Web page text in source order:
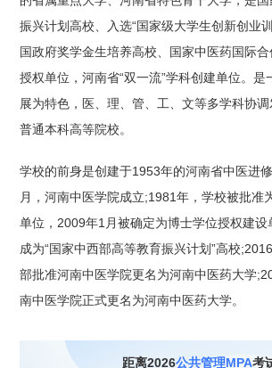
振兴计划高校、入选“国家级大学生创新创业
国政府奖学金生培养高校、国家中医药国际
授权单位，河南省“双一流”学科创建单位。
展为特色，医、理、管、工、文等多学科协
普通本科高等院校。
学校的前身是创建于1953年的河南省中医进
月，河南中医学院成立;1981年，学校被批准
单位，2009年1月被确定为博士学位授权建设
成为“国家中西部高等教育振兴计划”高校
部批准河南中医学院更名为河南中医药大学
南中医学院正式更名为河南中医药大学。
距离2026公共管理MPA考